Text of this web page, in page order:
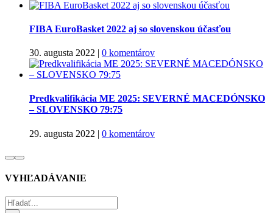
FIBA EuroBasket 2022 aj so slovenskou účasťou
30. augusta 2022 | 0 komentárov
Predkvalifikácia ME 2025: SEVERNÉ MACEDÓNSKO
– SLOVENSKO 79:75
29. augusta 2022 | 0 komentárov
VYHĽADÁVANIE
Hľadať: